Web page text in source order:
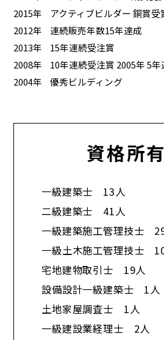
2015年
アクティブビルダー 銅賞受
2012年
連続販売年数15年達成
2013年
15年連続受注賞
2008年
10年連続受注賞 2005年 5
2004年
優秀ビルディング
資格所
一級建築士 13人
二級建築士 41人
一級建築施工管理技士
一級土木施工管理技士
宅地建物取引士 19人
設備設計一級建築士 1人
土地家屋調査士 1人
一級建設業経理士 2人